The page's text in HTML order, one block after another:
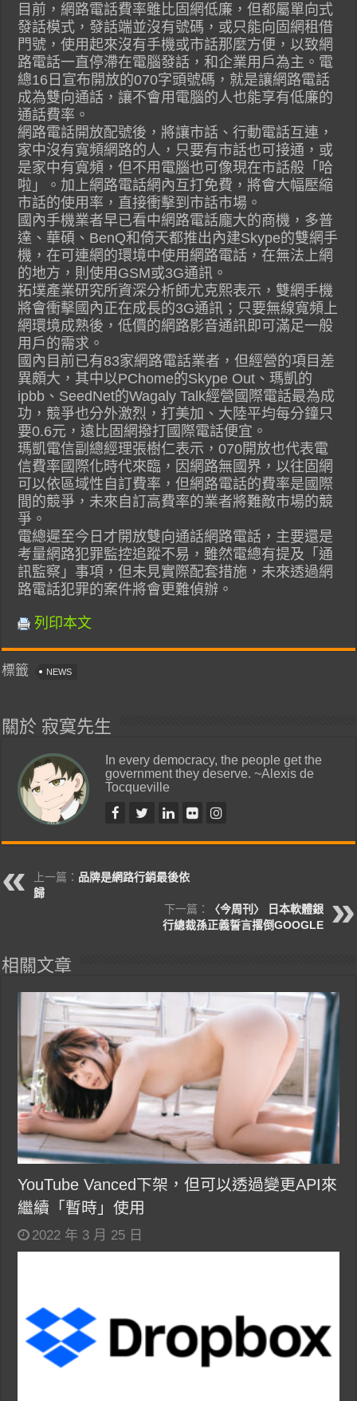
目前，網路電話費率雖比固網低廉，但都屬單向式
發話模式，發話端並沒有號碼，或只能向固網租借
門號，使用起來沒有手機或市話那麼方便，以致網
路電話一直停滯在電腦發話，和企業用戶為主。電
總16日宣布開放的070字頭號碼，就是讓網路電話
成為雙向通話，讓不會用電腦的人也能享有低廉的
通話費率。
網路電話開放配號後，將讓市話、行動電話互連，
家中沒有寬頻網路的人，只要有市話也可接通，或
是家中有寬頻，但不用電腦也可像現在市話般「哈
啦」。加上網路電話網內互打免費，將會大幅壓縮
市話的使用率，直接衝擊到市話市場。
國內手機業者早已看中網路電話龐大的商機，多普
達、華碩、BenQ和倚天都推出內建Skype的雙網手
機，在可連網的環境中使用網路電話，在無法上網
的地方，則使用GSM或3G通訊。
拓墣產業研究所資深分析師尤克熙表示，雙網手機
將會衝擊國內正在成長的3G通訊；只要無線寬頻上
網環境成熟後，低價的網路影音通訊即可滿足一般
用戶的需求。
國內目前已有83家網路電話業者，但經營的項目差
異頗大，其中以PChome的Skype Out、瑪凱的
ipbb、SeedNet的Wagaly Talk經營國際電話最為成
功，競爭也分外激烈，打美加、大陸平均每分鐘只
要0.6元，遠比固網撥打國際電話便宜。
瑪凱電信副總經理張樹仁表示，070開放也代表電
信費率國際化時代來臨，因網路無國界，以往固網
可以依區域性自訂費率，但網路電話的費率是國際
間的競爭，未來自訂高費率的業者將難敵市場的競
爭。
電總遲至今日才開放雙向通話網路電話，主要還是
考量網路犯罪監控追蹤不易，雖然電總有提及「通
訊監察」事項，但未見實際配套措施，未來透過網
路電話犯罪的案件將會更難偵辦。
列印本文
標籤 NEWS
關於 寂寞先生
In every democracy, the people get the
government they deserve. ~Alexis de
Tocqueville
上一篇： 品牌是網路行銷最後依
歸
下一篇：
〈今周刊〉 日本軟體銀
行總裁孫正義誓言撂倒GOOGLE
相關文章
YouTube Vanced下架，但可以透過變更API來
繼續「暫時」使用
2022 年 3 月 25 日